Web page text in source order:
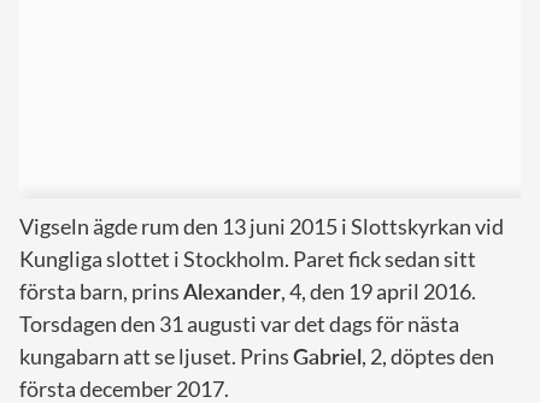
Vigseln ägde rum den 13 juni 2015 i Slottskyrkan vid
Kungliga slottet i Stockholm. Paret fick sedan sitt
första barn, prinsAlexander, 4, den 19 april 2016.
Torsdagen den 31 augusti var det dags för nästa
kungabarn att se ljuset. PrinsGabriel, 2, döptes den
första december 2017.